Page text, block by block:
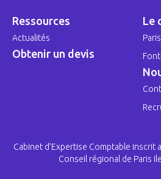
Ressources
Actualités
Obtenir un devis
Le
Cabinet d’Expertise Comptable inscrit
Conseil régional de Paris